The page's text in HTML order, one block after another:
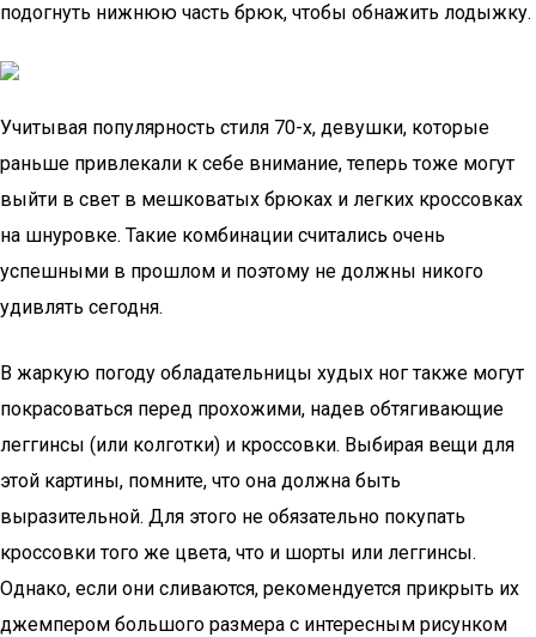
подогнуть нижнюю часть брюк, чтобы обнажить лодыжку.
Учитывая популярность стиля 70-х, девушки, которые
раньше привлекали к себе внимание, теперь тоже могут
выйти в свет в мешковатых брюках и легких кроссовках
на шнуровке. Такие комбинации считались очень
успешными в прошлом и поэтому не должны никого
удивлять сегодня.
В жаркую погоду обладательницы худых ног также могут
покрасоваться перед прохожими, надев обтягивающие
леггинсы (или колготки) и кроссовки. Выбирая вещи для
этой картины, помните, что она должна быть
выразительной. Для этого не обязательно покупать
кроссовки того же цвета, что и шорты или леггинсы.
Однако, если они сливаются, рекомендуется прикрыть их
джемпером большого размера с интересным рисунком